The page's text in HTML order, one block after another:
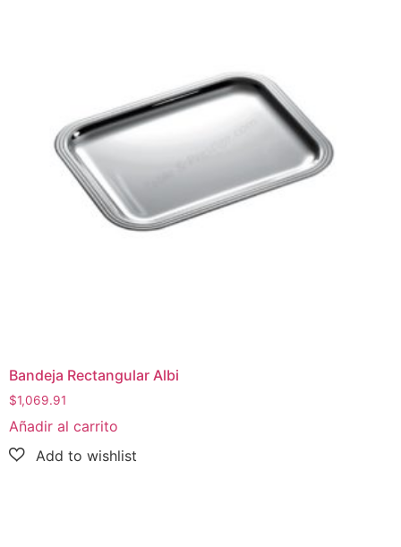
Bandeja Rectangular Albi
$1,069.91
Añadir al carrito